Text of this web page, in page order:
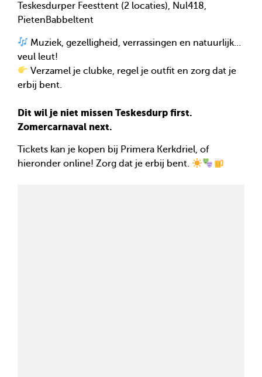
Teskesdurper Feesttent (2 locaties), Nul418,
PietenBabbeltent
Muziek, gezelligheid, verrassingen en natuurlijk…
veul leut!
Verzamel je clubke, regel je outfit en zorg dat je
erbij bent.
Dit wil je niet missen Teskesdurp first.
Zomercarnaval next.
Tickets kan je kopen bij Primera Kerkdriel, of
hieronder online! Zorg dat je erbij bent.